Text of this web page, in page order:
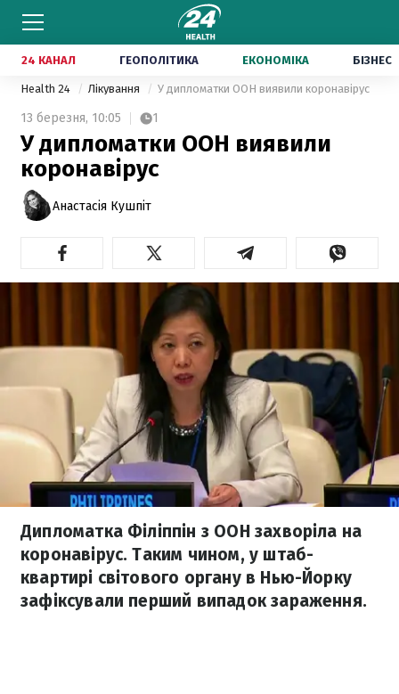
24 КАНАЛ ГЕОПОЛІТИКА ЕКОНОМІКА БІЗНЕС
Health 24 Лікування У дипломатки ООН виявили коронавірус
13 березня, 10:05 1
У дипломатки ООН виявили
коронавірус
Анастасія Кушпіт
Дипломатка Філіппін з ООН захворіла на
коронавірус. Таким чином, у штаб-
квартирі світового органу в Нью-Йорку
зафіксували перший випадок зараження.